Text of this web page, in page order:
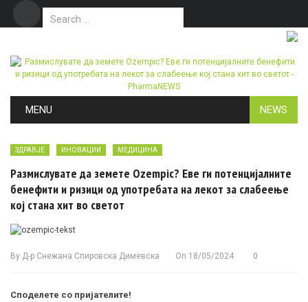
Search for:
MENU NEWS
ЗДРАВЈЕ ИНОВАЦИИ МЕДИЦИНА
Размислувате да земете Ozempic? Еве ги потенцијалните
бенефити и ризици од употребата на лекот за слабеење
кој стана хит во светот
By Д-р Снежана Спировска Димевска On 18/05/2024 0
Споделете со пријателите!